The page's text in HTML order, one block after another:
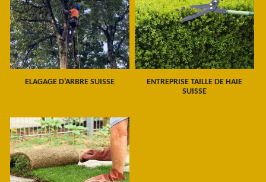
ELAGAGE D'ARBRE SUISSE
ENTREPRISE TAILLE DE HAIE
SUISSE